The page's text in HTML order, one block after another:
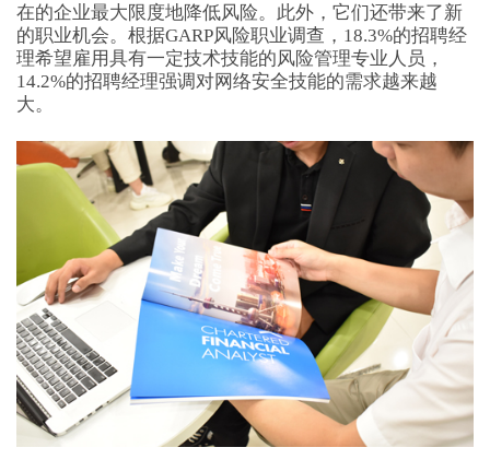
在的企业最大限度地降低风险。此外，它们还带来了新
的职业机会。根据GARP风险职业调查，18.3%的招聘经
理希望雇用具有一定技术技能的风险管理专业人员，
14.2%的招聘经理强调对网络安全技能的需求越来越
大。